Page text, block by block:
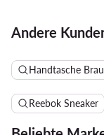
Andere
Handtasche
Reebok Sneaker